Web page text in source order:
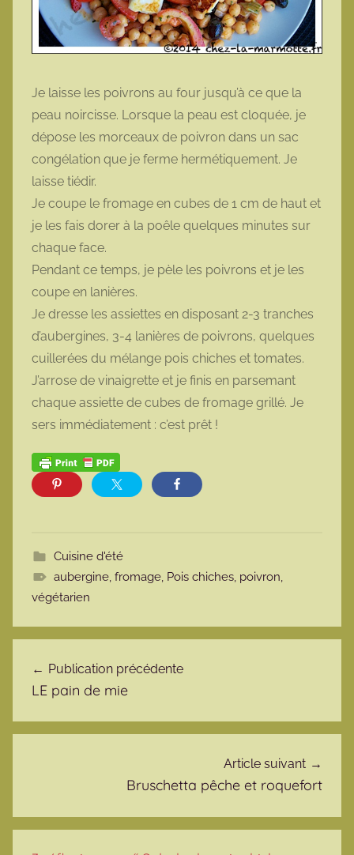
Je laisse les poivrons au four jusqu’à ce que la
peau noircisse. Lorsque la peau est cloquée, je
dépose les morceaux de poivron dans un sac
congélation que je ferme hermétiquement. Je
laisse tiédir.
Je coupe le fromage en cubes de 1 cm de haut et
je les fais dorer à la poêle quelques minutes sur
chaque face.
Pendant ce temps, je pèle les poivrons et je les
coupe en lanières.
Je dresse les assiettes en disposant 2-3 tranches
d’aubergines, 3-4 lanières de poivrons, quelques
cuillerées du mélange pois chiches et tomates.
J’arrose de vinaigrette et je finis en parsemant
chaque assiette de cubes de fromage grillé. Je
sers immédiatement : c’est prêt !
Cuisine d'été
aubergine, fromage, Pois chiches, poivron,
végétarien
Publication précédente
LE pain de mie
Article suivant
Bruschetta pêche et roquefort